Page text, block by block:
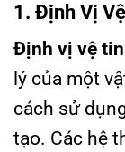
1. Định Vị
Định vị vệ
lý của một
cách sử
tạo. Các hệ